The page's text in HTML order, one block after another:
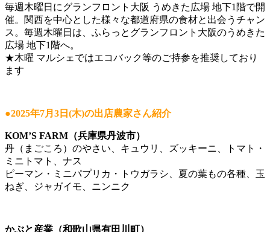
毎週木曜日にグランフロント大阪 うめきた広場 地下1階で開
催。関西を中心とした様々な都道府県の食材と出会うチャン
ス。毎週木曜日は、ふらっとグランフロント大阪のうめきた
広場 地下1階へ。
★木曜 マルシェではエコバック等のご持参を推奨しており
ます
●2025年7月3日(木)の出店農家さん紹介
KOM’S FARM（兵庫県丹波市）
丹（まごころ）のやさい、キュウリ、ズッキーニ、トマト・
ミニトマト、ナス
ピーマン・ミニパプリカ・トウガラシ、夏の葉もの各種、玉
ねぎ、ジャガイモ、ニンニク
かぶと産業（和歌山県有田川町）